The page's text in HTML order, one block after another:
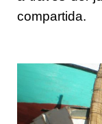
compartida.